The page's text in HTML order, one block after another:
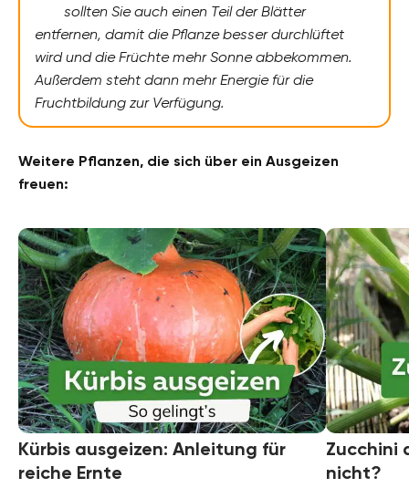
sollten Sie auch einen Teil der Blätter
entfernen, damit die Pflanze besser durchlüftet
wird und die Früchte mehr Sonne abbekommen.
Außerdem steht dann mehr Energie für die
Fruchtbildung zur Verfügung.
Weitere Pflanzen, die sich über ein Ausgeizen
freuen:
Kürbis ausgeizen: Anleitung für
reiche Ernte
Zucchini
nicht?